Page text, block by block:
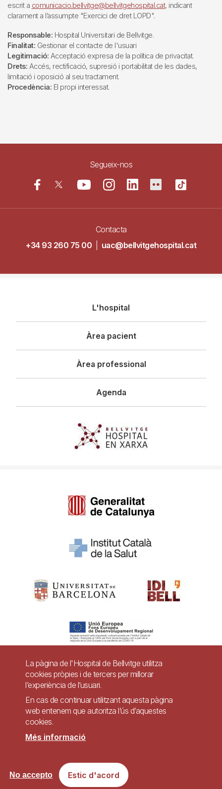
escrit a comunicacio.bellvitge@bellvitgehospital.cat, indicant
clarament a l’assumpte "Exercici de dret LOPD".
Responsable: Hospital Universitari de Bellvitge.
Finalitat: Gestionar el contacte de l'usuari
Legitimació: Acceptació expresa de la política de privacitat.
Drets: Accés, rectificació, supresió i portabilitat de les dades,
limitació i oposició al seu tractament.
Procedència: El propi interessat.
Segueix-nos
Contacta
+34 93 260 75 00
uac@bellvitgehospital.cat
principal
L'hospital
Àrea pacient
Àrea professional
Agenda
Pie
página
Contacte
Accessibilitat Avís legal Ajuda
Lloc web accessible de conformitat amb el Reial Decret 1112/2018, de 7 de
setembre, sobre accessibilitat dels llocs web i aplicacions per a dispositius
mòbils del sector públic.
La pàgina de l'Hospital de Bellvitge utilitza
cookies pròpies i de tercers per millorar
l’experiència de l’usuari.
En cas de continuar utilitzant aquesta pàgina
web entenem que autoritza l’ús d’aquestes
cookies.
Més informació
Estic d'acord
No accepto